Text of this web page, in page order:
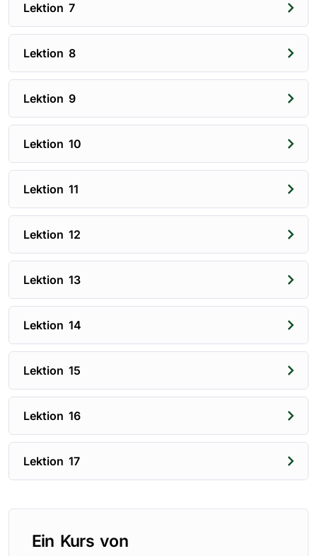
Lektion 7
Lektion 8
Lektion 9
Lektion 10
Lektion 11
Lektion 12
Lektion 13
Lektion 14
Lektion 15
Lektion 16
Lektion 17
Ein Kurs von